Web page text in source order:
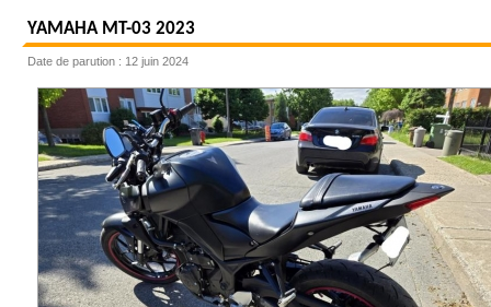
YAMAHAMT-03 2023
Date de parution : 12 juin 2024